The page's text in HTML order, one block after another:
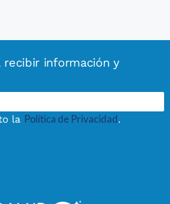
recibir información y
la Política de Privacidad.